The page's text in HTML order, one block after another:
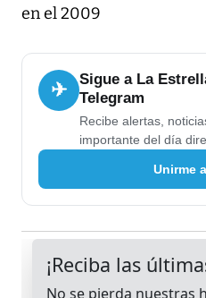
en el 2009
✈
Sigue a La
Telegram
Recibe alertas,
importante del día
Unirme